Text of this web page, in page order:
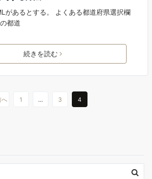
があるとする。 よくある都道府県選択欄
都道
続きを読む
へ 1 … 3 4